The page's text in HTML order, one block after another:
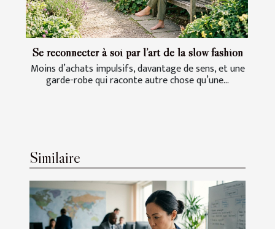
Se reconnecter à soi par l’art de la slow fashion
Moins d’achats impulsifs, davantage de sens, et une
garde-robe qui raconte autre chose qu’une...
Similaire